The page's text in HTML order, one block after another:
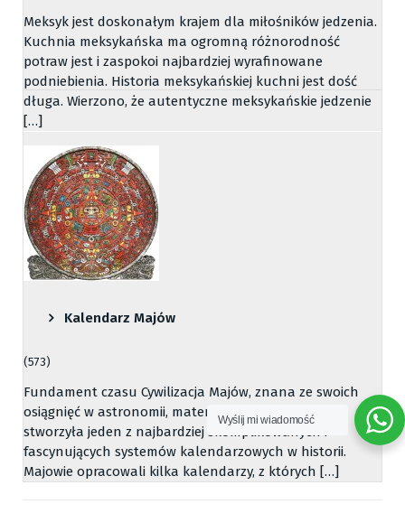
Meksyk jest doskonałym krajem dla miłośników jedzenia.
Kuchnia meksykańska ma ogromną różnorodność
potraw jest i zaspokoi najbardziej wyrafinowane
podniebienia. Historia meksykańskiej kuchni jest dość
długa. Wierzono, że autentyczne meksykańskie jedzenie
[…]
Kalendarz Majów
(573)
Fundament czasu Cywilizacja Majów, znana ze swoich
osiągnięć w astronomii, matematyce i architekturze,
stworzyła jeden z najbardziej skomplikowanych i
fascynujących systemów kalendarzowych w historii.
Majowie opracowali kilka kalendarzy, z których […]
Wyślij mi wiadomość